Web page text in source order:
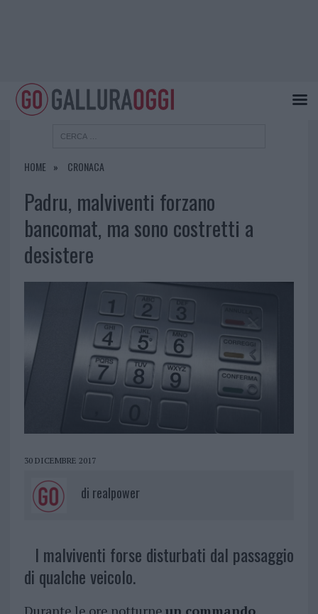
HOME CRONACA
Padru, malviventi forzano
bancomat, ma sono costretti a
desistere
30 DICEMBRE 2017
di realpower
I malviventi forse disturbati dal passaggio
di qualche veicolo.